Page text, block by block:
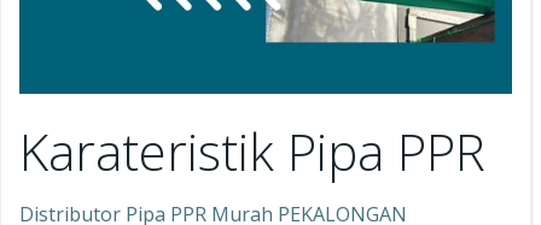
Karateristik Pipa PPR
Distributor Pipa PPR Murah PEKALONGAN